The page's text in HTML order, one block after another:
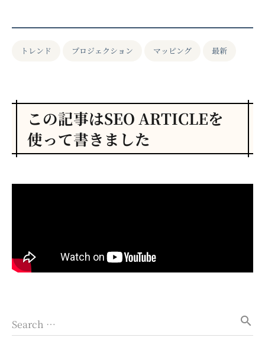
トレンド プロジェクション マッピング 最新
この記事はSEO ARTICLEを
使って書きました
Search … search